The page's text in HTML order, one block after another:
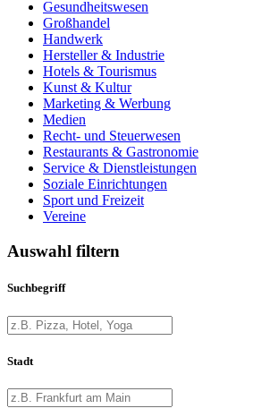
Gesundheitswesen
Großhandel
Handwerk
Hersteller & Industrie
Hotels & Tourismus
Kunst & Kultur
Marketing & Werbung
Medien
Recht- und Steuerwesen
Restaurants & Gastronomie
Service & Dienstleistungen
Soziale Einrichtungen
Sport und Freizeit
Vereine
Auswahl filtern
Suchbegriff
Stadt